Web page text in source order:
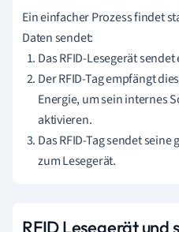
Ein einfacher Prozess findet
Daten sendet:
Das RFID-Lesegerät
Der RFID-Tag empfängt
Energie, um sein internes
aktivieren.
Das RFID-Tag sendet
zum Lesegerät.
RFID Lesegerät und